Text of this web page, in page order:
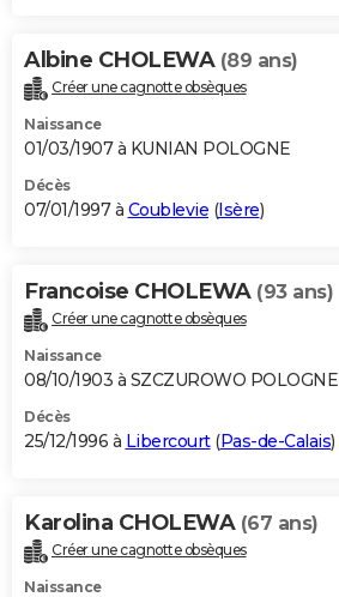
Albine CHOLEWA (89 ans)
Créer une cagnotte obsèques
Naissance
01/03/1907 à KUNIAN POLOGNE
Décès
07/01/1997 à Coublevie (Isère)
Francoise CHOLEWA (93 ans)
Créer une cagnotte obsèques
Naissance
08/10/1903 à SZCZUROWO POLOGNE
Décès
25/12/1996 à Libercourt(Pas-de-Calais)
Karolina CHOLEWA (67 ans)
Créer une cagnotte obsèques
Naissance